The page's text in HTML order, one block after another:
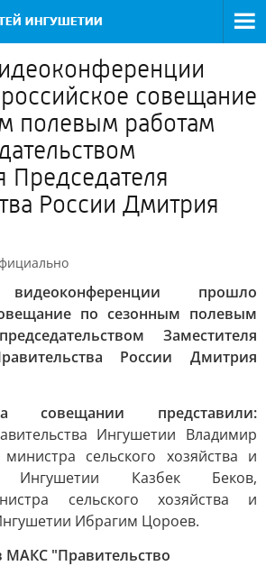
совещание
полевым работам
Председателя
России Дмитрия
прошло
по сезонным полевым
Заместителя
России Дмитрия
совещании представили:
Ингушетии Владимир
сельского хозяйства и
Ингушетии Казбек Беков,
сельского хозяйства и
Ибрагим Цороев.
МАКС "Правительство